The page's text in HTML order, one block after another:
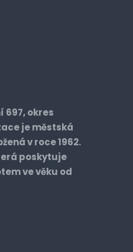
697, okres
je městská
v roce 1962.
poskytuje
ve věku od